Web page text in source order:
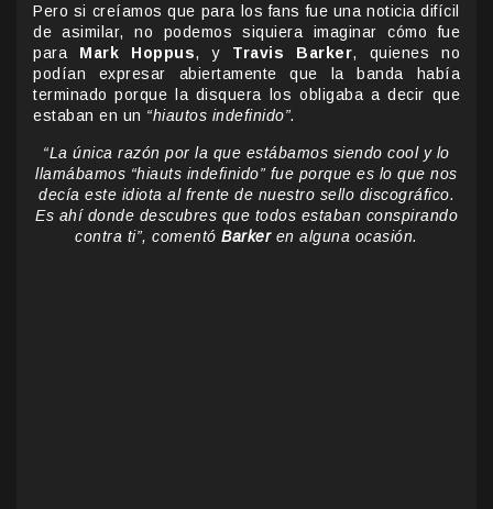
Pero si creíamos que para los fans fue una noticia difícil
de asimilar, no podemos siquiera imaginar cómo fue
para Mark Hoppus, y Travis Barker, quienes no
podían expresar abiertamente que la banda había
terminado porque la disquera los obligaba a decir que
estaban en un “hiautos indefinido”.
“La única razón por la que estábamos siendo cool y lo
llamábamos “hiauts indefinido” fue porque es lo que nos
decía este idiota al frente de nuestro sello discográfico.
Es ahí donde descubres que todos estaban conspirando
contra ti”, comentóBarkeren alguna ocasión.